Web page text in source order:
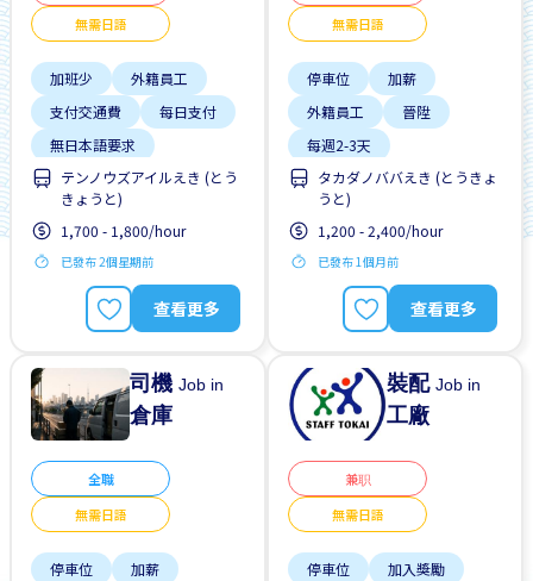
無需日語
加班少
外籍員工
支付交通費
每日支付
無日本語要求
無經驗要求
男性首選
自行車停放處
週末&節假日休息
テンノウズアイルえき (とう
きょうと)
1,700 - 1,800/hour
已發布 2個星期前
查看更多
無需日語
停車位
加薪
外籍員工
晉陞
每週2-3天
無日本語要求
無經驗要求
タカダノババえき (とうきょ
うと)
1,200 - 2,400/hour
已發布 1個月前
查看更多
司機Job in
倉庫
全職
無需日語
停車位
加薪
裝配Job in
工廠
兼职
無需日語
停車位
加入獎勵